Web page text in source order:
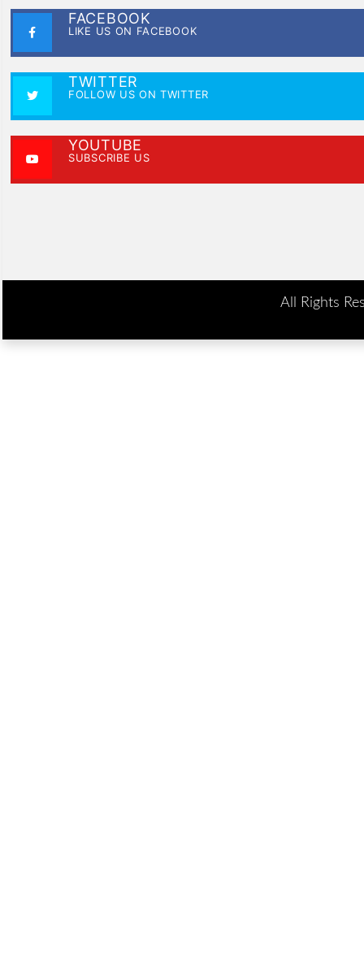
FACEBOOK
LIKE US ON FACEBOOK
TWITTER
FOLLOW US ON TWITTER
YOUTUBE
SUBSCRIBE US
All Rights